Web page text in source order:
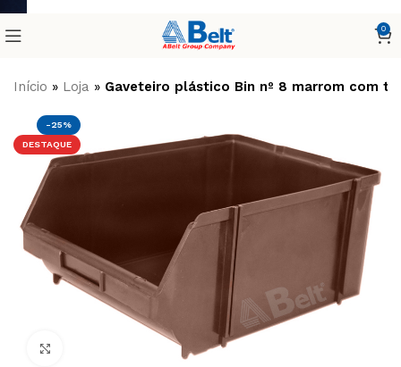
0
Início » Loja » Gaveteiro plástico Bin nº 8 marrom com
-25%
DESTAQUE
Clique para ampliar